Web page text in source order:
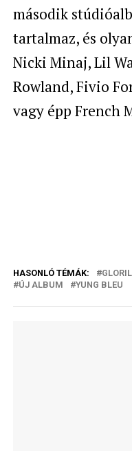
második
tartalmaz, és
Nicki Minaj, Lil
Rowland, Fivio
vagy épp French
HASONLÓ TÉMÁK:
ÚJ ALBUM
YUNG BLEU